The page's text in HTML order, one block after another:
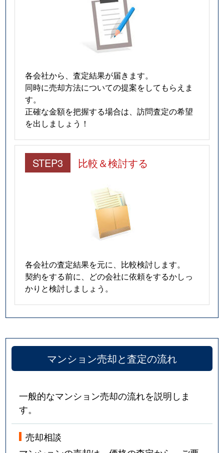
各会社から、査定結果が届きます。
同時に売却方法についての提案をしてもらえま
す。
正確な金額を把握する場合は、訪問査定の希望
を出しましょう！
STEP3 比較＆検討する
各会社の査定結果を元に、比較検討します。
契約をする前に、どの会社に依頼をするかしっ
かりと検討しましょう。
マンション売却と査定の流れ
一般的なマンション売却の流れを説明しま
す。
売却相談